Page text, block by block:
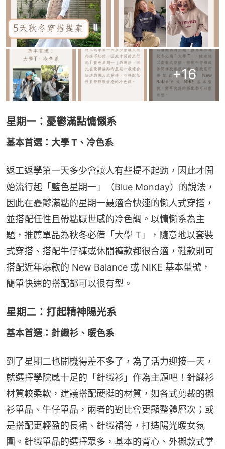
+16
星期一：憂鬱滿點慵懶系
基本首選：大學 T、冷色系
返工返學第一天多少會讓人有些提不起勁，因此才開
始流行起「藍色星期一」（Blue Monday）的說法，
因此在憂鬱滿點的星期一最適合快速的懶人式穿搭，
並搭配任性且帶點厭世感的冷色調。以慵懶系為主
題，推薦單品為秋冬必備「大學 T」，隨意地以套裝
式穿搭、搭配牛仔褲或休閒褲款都很合適，鞋款則可
搭配近年爆款的 New Balance 或 NIKE 基本型號，
簡單快速的搭配都可以很有型。
星期二：打起精神陽光系
基本首選：針織衫、暖色系
到了星期二也開機得差不多了，為了活力迎接一天，
就選擇學院感十足的「針織衫」作為主題吧！針織衫
材質較柔軟，建議搭配硬挺的材質，如各式剪裁的襯
衫單品、牛仔單品，兩者的對比會更顯整體層次；或
是搭配更輕盈的長裙、針織裙等，打造陽光暖女氛
圍。針織單品的選擇眾多，基本的背心、外襯款式掌